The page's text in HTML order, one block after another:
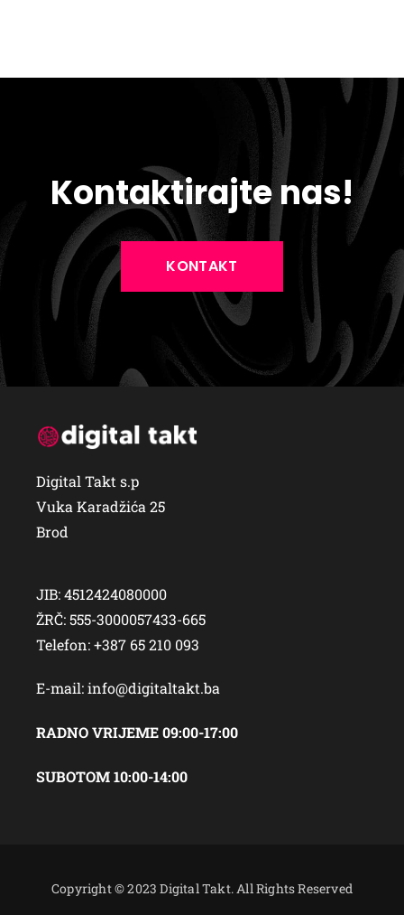
Kontaktirajte nas!
KONTAKT
Digital Takt s.p
Vuka Karadžića 25
Brod
JIB: 4512424080000
ŽRČ: 555-3000057433-665
Telefon: +387 65 210 093
E-mail:info@digitaltakt.ba
RADNO VRIJEME 09:00-17:00
SUBOTOM 10:00-14:00
Copyright © 2023 Digital Takt. All Rights Reserved